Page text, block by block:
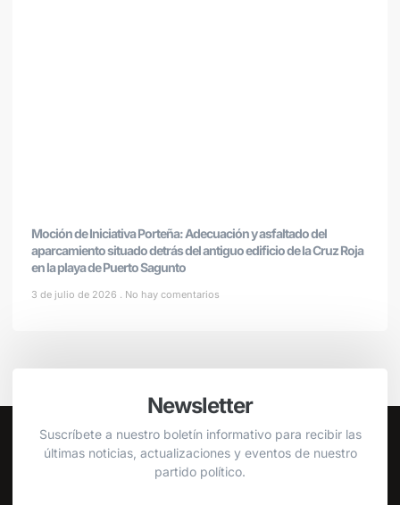
Moción de Iniciativa Porteña: Adecuación y asfaltado del
aparcamiento situado detrás del antiguo edificio de la Cruz Roja
en la playa de Puerto Sagunto
3 de julio de 2026 No hay comentarios
Newsletter
Suscríbete a nuestro boletín informativo para recibir las
últimas noticias, actualizaciones y eventos de nuestro
partido político.